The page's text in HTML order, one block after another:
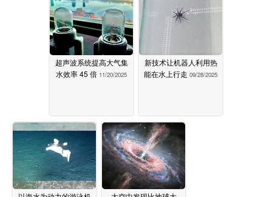
超声波系统提高大气集
水效率 45 倍 11/20/2025
新技术让机器人利用热
能在水上行走 09/28/2025